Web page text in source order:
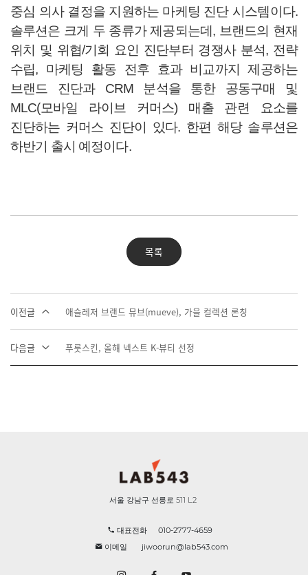
중심 의사 결정을 지원하는 마케팅 진단 시스템이다.
솔루션은 크게 두 종류가 제공되는데, 브랜드의 현재
위치 및 위협/기회 요인 진단부터 경쟁사 분석, 전략
수립, 마케팅 활동 전후 효과 비교까지 제공하는
브랜드 진단과 CRM 분석을 통한 공동구매 및
MLC(모바일 라이브 커머스) 매출 관련 요소를
진단하는 커머스 진단이 있다. 한편 해당 솔루션은
하반기 출시 예정이다.
목록
이전글 애슬레저 브랜드 뮤브(mueve), 가을 컬렉션 론칭
다음글 푸룻스킨, 올해 넥스트 K-뷰티 선정
서울 강남구 선릉로 511 L2
대표전화
010-2777-4659
이메일
jiwoorun@lab543.com